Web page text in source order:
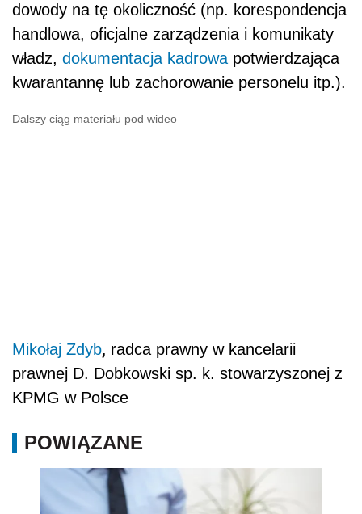
dowody na tę okoliczność (np. korespondencja
handlowa, oficjalne zarządzenia i komunikaty
władz, dokumentacja kadrowa potwierdzająca
kwarantannę lub zachorowanie personelu itp.).
Dalszy ciąg materiału pod wideo
Mikołaj Zdyb, radca prawny w kancelarii
prawnej D. Dobkowski sp. k. stowarzyszonej z
KPMG w Polsce
POWIĄZANE